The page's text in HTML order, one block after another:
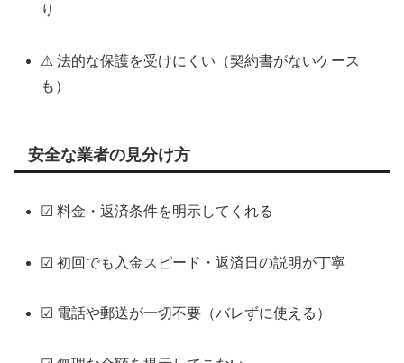
り
⚠ 法的な保護を受けにくい（契約書がないケース
も）
安全な業者の見分け方
☑ 料金・返済条件を明示してくれる
☑ 初回でも入金スピード・返済日の説明が丁寧
☑ 電話や郵送が一切不要（バレずに使える）